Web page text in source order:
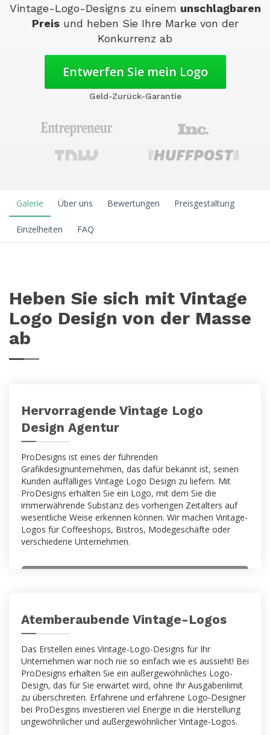
Vintage-Logo-Designs zu einem unschlagbaren
Preisund heben Sie Ihre Marke von der
Konkurrenz ab
Entwerfen Sie mein Logo
Geld-Zurück-Garantie
Galerie Über uns Bewertungen Preisgestaltung
Einzelheiten FAQ
Heben Sie sich mit Vintage
Logo Design von der Masse
ab
Hervorragende Vintage Logo
Design Agentur
ProDesigns ist eines der führenden
Grafikdesignunternehmen, das dafür bekannt ist, seinen
Kunden auffälliges Vintage Logo Design zu liefern. Mit
ProDesigns erhalten Sie ein Logo, mit dem Sie die
immerwährende Substanz des vorherigen Zeitalters auf
wesentliche Weise erkennen können. Wir machen Vintage-
Logos für Coffeeshops, Bistros, Modegeschäfte oder
verschiedene Unternehmen.
Atemberaubende Vintage-Logos
Das Erstellen eines Vintage-Logo-Designs für Ihr
Unternehmen war noch nie so einfach wie es aussieht! Bei
ProDesigns erhalten Sie ein außergewöhnliches Logo-
Design, das für Sie erwartet wird, ohne Ihr Ausgabenlimit
zu überschreiten. Erfahrene und erfahrene Logo-Designer
bei ProDesgins investieren viel Energie in die Herstellung
ungewöhnlicher und außergewöhnlicher Vintage-Logos.